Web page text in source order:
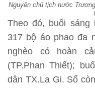
Nguyên chủ tịch nước
Theo đó, buổi
317 bộ áo phao đa
nghèo có hoàn
(TP.Phan Thiết);
dân TX.La Gi. Số